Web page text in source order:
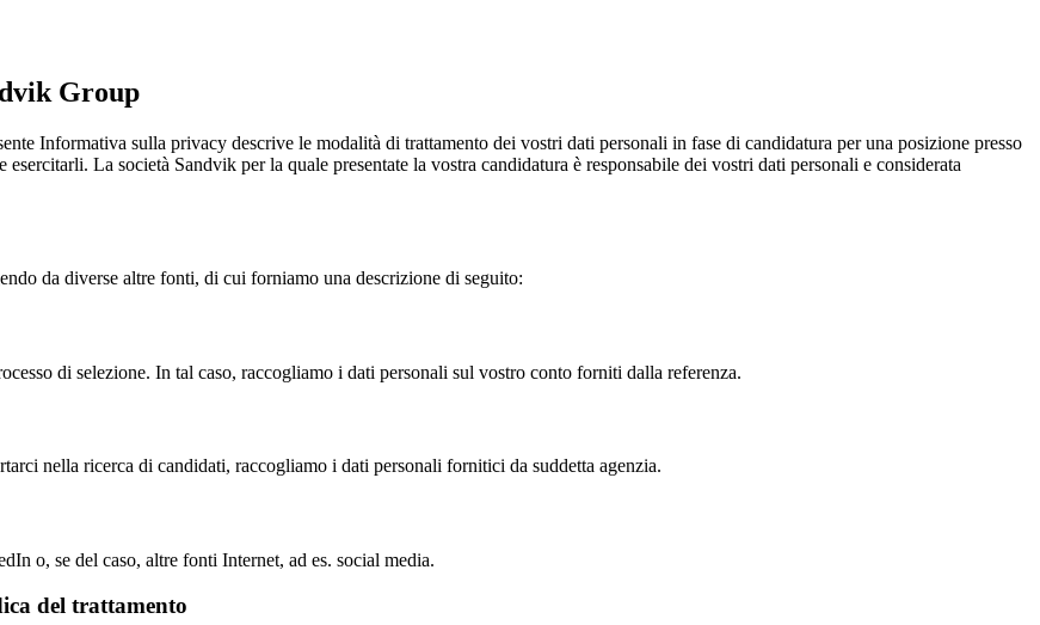
Group
Informativa sulla privacy descrive le modalità di trattamento dei vostri dati personali in fase di candidatura per una posizione presso
La società Sandvik per la quale presentate la vostra candidatura è responsabile dei vostri dati personali e considerata
da diverse altre fonti, di cui forniamo una descrizione di seguito:
di selezione. In tal caso, raccogliamo i dati personali sul vostro conto forniti dalla referenza.
nella ricerca di candidati, raccogliamo i dati personali fornitici da suddetta agenzia.
o, se del caso, altre fonti Internet, ad es. social media.
del trattamento